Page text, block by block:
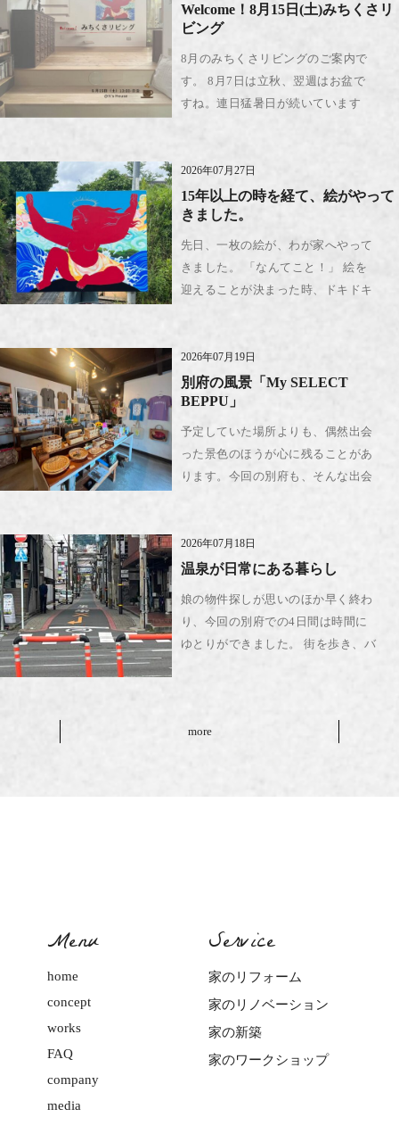
Welcome！8月15日(土)みちくさリ
ビング
8月のみちくさリビングのご案内で
す。 8月7日は立秋、翌週はお盆で
すね。連日猛暑日が続いています
ープンにしています。特別なことは
何もありませんが、どなたで […]
2026年07月27日
15年以上の時を経て、絵がやって
きました。
先日、一枚の絵が、わが家へやって
きました。 「なんてこと！」 絵を
迎えることが決まった時、ドキドキ
も、絵との出会いは15年以上前でし
た。 その頃、私が手にし […]
2026年07月19日
別府の風景「My SELECT
BEPPU」
予定していた場所よりも、偶然出会
った景色のほうが心に残ることがあ
ります。今回の別府も、そんな出会
でしょうし、自分に見えたものを振
り返ると、普段どこに目が止ま […]
2026年07月18日
温泉が日常にある暮らし
娘の物件探しが思いのほか早く終わ
り、今回の別府での4日間は時間に
ゆとりができました。 街を歩き、バ
少しずつ見えてきます。数日と […]
more
Menu
home
concept
works
FAQ
company
media
Service
家のリフォーム
家のリノベーション
家の新築
家のワークショップ